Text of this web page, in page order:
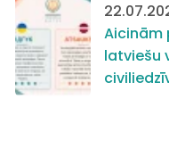
Aicinām
latviešu